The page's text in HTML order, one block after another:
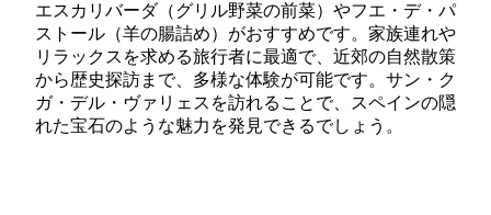
エスカリバーダ（グリル野菜の前菜）やフエ・デ・パ
ストール（羊の腸詰め）がおすすめです。家族連れや
リラックスを求める旅行者に最適で、近郊の自然散策
から歴史探訪まで、多様な体験が可能です。サン・ク
ガ・デル・ヴァリェスを訪れることで、スペインの隠
れた宝石のような魅力を発見できるでしょう。